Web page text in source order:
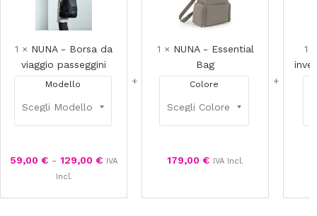
viaggio
passeggini
1 × NUNA - Borsa da
viaggio passeggini
Modello
59,00 € - 129,00 €
IVA
Incl.
1 × NUNA - Essential
Bag
Colore
179,00 € IVA Incl.
1